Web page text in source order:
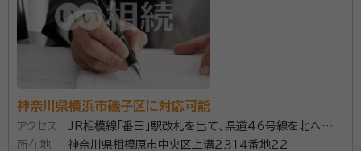
たします。 相続に強い他士業との連携サポートにも力を
入れているため、アベニールがお客様の相続に関するす
べてのサポート窓口となります。 お気楽にお問合せくだ
神奈川県横浜市磯子区に対応可能
アクセス
JR相模線「番田」駅改札を出て、県道46号線を北へ歩い
て約８分
所在地 神奈川県相模原市中央区上溝２３１４番地２２